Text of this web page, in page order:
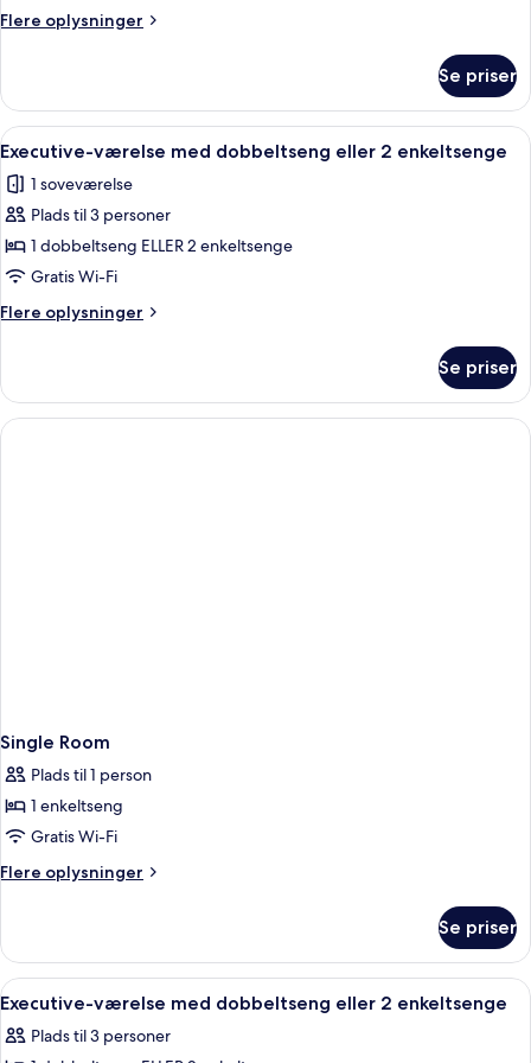
Flere oplysninger
Flere
Dog
Room
Se priser
Indlæs
alle
billeder
af
Executive-
værelse
med
dobbeltseng
2
enkeltsenge
Executive-værelse med
6
Executive-værelse med dobbeltseng eller 2 enkeltsenge
1 soveværelse
Plads til 3 personer
1 dobbeltseng ELLER 2 enkeltsenge
Gratis Wi-Fi
Flere oplysninger
Flere
værelse
med
dobbeltseng
Se priser
Single Room
Plads til 1 person
1 enkeltseng
Gratis Wi-Fi
Flere oplysninger
Flere
Room
Se priser
Indlæs
alle
billeder
Et hotelværelse med en stor seng,
12
Executive-værelse med dobbeltseng eller 2 enkeltsenge
Plads til 3 personer